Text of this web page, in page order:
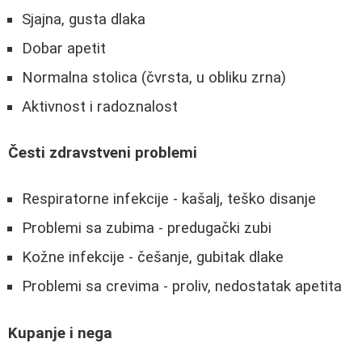
Sjajna, gusta dlaka
Dobar apetit
Normalna stolica (čvrsta, u obliku zrna)
Aktivnost i radoznalost
Česti zdravstveni problemi
Respiratorne infekcije - kašalj, teško disanje
Problemi sa zubima - predugački zubi
Kožne infekcije - češanje, gubitak dlake
Problemi sa crevima - proliv, nedostatak apetita
Kupanje i nega